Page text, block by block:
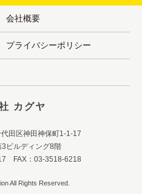
会社概要
プライバシーポリシー
カグヤ
田区神田神保町1-1-17
ビルディング8階
FAX：03-3518-6218
All Rights Reserved.